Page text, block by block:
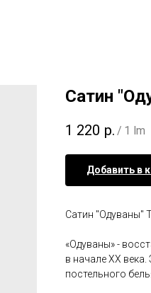
Сатин
1 220 р. / 1 lm
Добавить в
Сатин "Одуваны"
«Одуваны» -
в начале XX
постельного